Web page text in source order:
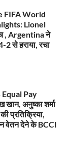
FIFA World
Lionel
, Argentina ने
2 से हराया, रचा
Pay
अनुष्का शर्मा
प्रतिक्रिया,
वेतन देने के BCCI